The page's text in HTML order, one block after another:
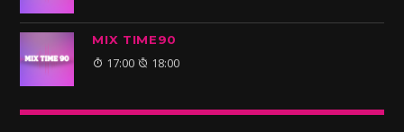
MIX TIME90
17:00 18:00